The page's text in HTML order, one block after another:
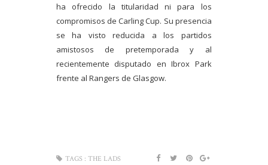
ha ofrecido la titularidad ni para los
compromisos de Carling Cup. Su presencia
se ha visto reducida a los partidos
amistosos de pretemporada y al
recientemente disputado en Ibrox Park
frente al Rangers de Glasgow.
TAGS : THE LADS